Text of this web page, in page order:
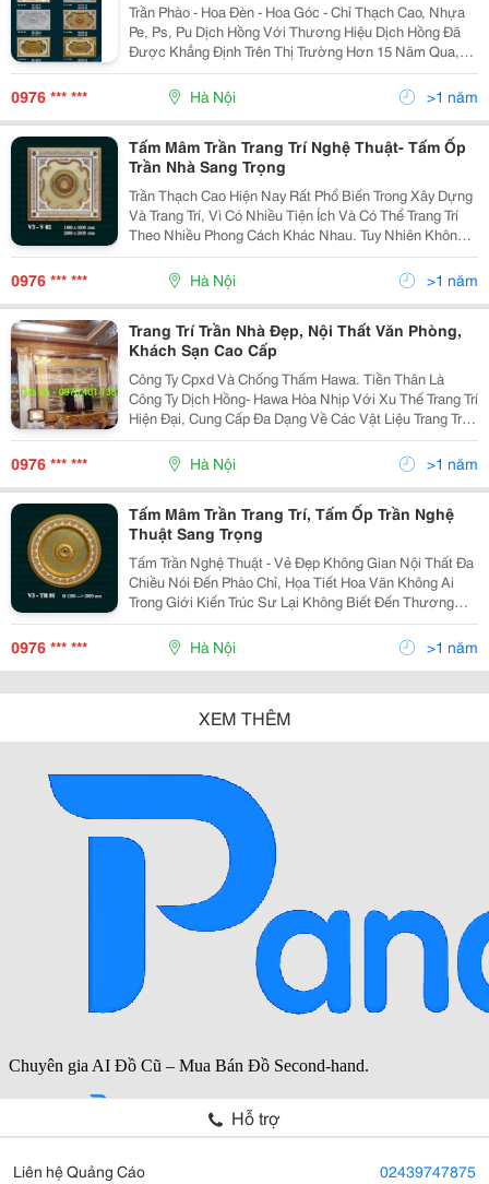
Trần Phào - Hoa Đèn - Hoa Góc - Chỉ Thạch Cao, Nhựa
Pe, Ps, Pu Dịch Hồng Với Thương Hiệu Dịch Hồng Đã
Được Khẳng Định Trên Thị Trường Hơn 15 Năm Qua,
Hiện Nay Công Ty Đổi Tên Thành Hawa Với Một Sự
Cách Tân Mới, Sẽ Mang Đến Cho Qúy Khách Hàng Sự
0976 *** *** Hà Nội >1 năm
Tấm Mâm Trần Trang Trí Nghệ Thuật- Tấm Ốp
Trần Nhà Sang Trọng
Trần Thạch Cao Hiện Nay Rất Phổ Biến Trong Xây Dựng
Và Trang Trí, Vì Có Nhiều Tiện Ích Và Có Thể Trang Trí
Theo Nhiều Phong Cách Khác Nhau. Tuy Nhiên Không
Phải Ai Cũng Biết Cách Trang Trí Trần Thạch Cao Theo
Đúng Phong Cách Của Không Gian Nội Thất.
0976 *** *** Hà Nội >1 năm
Trang Trí Trần Nhà Đẹp, Nội Thất Văn Phòng,
Khách Sạn Cao Cấp
Công Ty Cpxd Và Chống Thấm Hawa. Tiền Thân Là
Công Ty Dịch Hồng- Hawa Hòa Nhịp Với Xu Thế Trang Trí
Hiện Đại, Cung Cấp Đa Dạng Về Các Vật Liệu Trang Trí
Trần, Tấm Ốp, Vật Liệu Khung Tranh, Ốp Tường,.... Để
Đáp Ứng Được Tất Cả Các Nhu Cầu Cần Trang
0976 *** *** Hà Nội >1 năm
Tấm Mâm Trần Trang Trí, Tấm Ốp Trần Nghệ
Thuật Sang Trọng
Tấm Trần Nghệ Thuật - Vẻ Đẹp Không Gian Nội Thất Đa
Chiều Nói Đến Phào Chỉ, Họa Tiết Hoa Văn Không Ai
Trong Giới Kiến Trúc Sư Lại Không Biết Đến Thương
Hiệu Nổi Tiếng Dịch Hồng &Ndash; Hawa . Trong Vòng
15 Năm Qua, Chúng Tôi Luôn Tự Hào Là Nhà Cun
0976 *** *** Hà Nội >1 năm
XEM THÊM
Hỗ trợ
Liên hệ Quảng Cáo 02439747875